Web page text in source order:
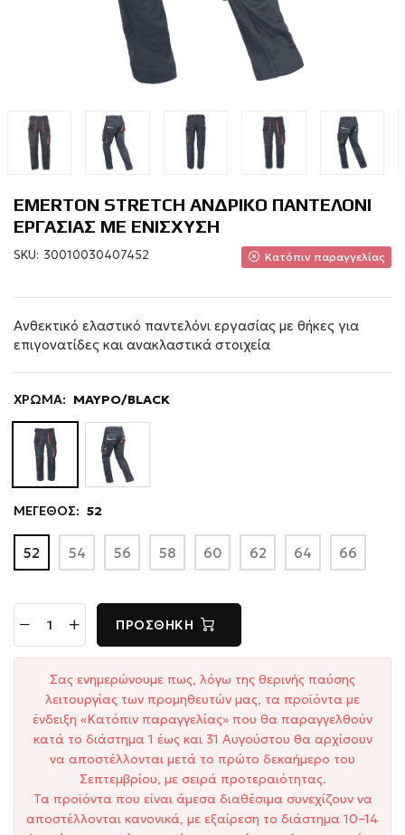
EMERTON STRETCH ΑΝΔΡΙΚΟ ΠΑΝΤΕΛΟΝΙ
ΕΡΓΑΣΙΑΣ ΜΕ ΕΝΙΣΧΥΣΗ
SKU: 30010030407452 Κατόπιν παραγγελίας
Ανθεκτικό ελαστικό παντελόνι εργασίας με θήκες για
επιγονατίδες και ανακλαστικά στοιχεία
ΧΡΩΜΑ: ΜΑΥΡΟ/BLACK
ΜΕΓΕΘΟΣ: 52
52 54 56 58 60 62 64 66
ΠΡΟΣΘΉΚΗ
Σας ενημερώνουμε πως, λόγω της θερινής παύσης
λειτουργίας των προμηθευτών μας, τα προϊόντα με
ένδειξη «Κατόπιν παραγγελίας» που θα παραγγελθούν
κατά το διάστημα 1 έως και 31 Αυγούστου θα αρχίσουν
να αποστέλλονται μετά το πρώτο δεκαήμερο του
Σεπτεμβρίου, με σειρά προτεραιότητας.
Τα προϊόντα που είναι άμεσα διαθέσιμα συνεχίζουν να
αποστέλλονται κανονικά, με εξαίρεση το διάστημα 10–14